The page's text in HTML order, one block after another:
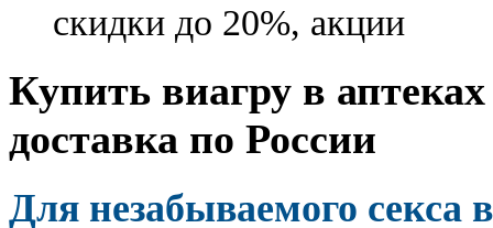
скидки до 20%, акции
Купить виагру в
доставка по России
Для незабываемого секса